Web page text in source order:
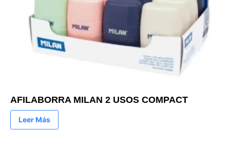
AFILABORRA MILAN 2 USOS COMPACT
Leer Más